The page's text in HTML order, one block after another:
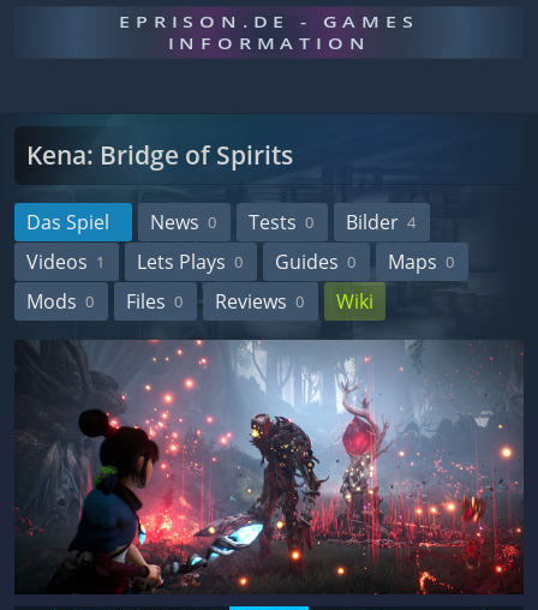
EPRISON.DE - GAMES
INFORMATION
Kena: Bridge of Spirits
Das Spiel News 0 Tests 0 Bilder 4
Videos 1 Lets Plays 0 Guides 0 Maps 0
Mods 0 Files 0 Reviews 0 Wiki